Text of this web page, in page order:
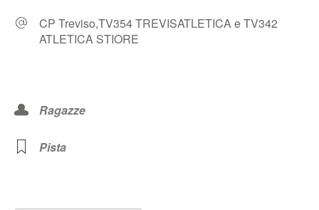
CP Treviso,TV354 TREVISATLETICA e TV342
ATLETICA STIORE
Ragazze
Pista